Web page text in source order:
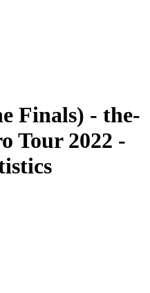
Finals) - the-
Tour 2022 -